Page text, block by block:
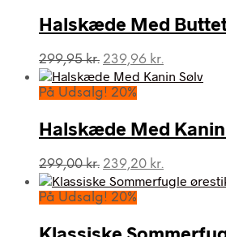
149,00 kr.. 119,20 kr..
Halskæde Med
299,95kr. Den
oprindelige
pris
299,95 kr..
239,96 kr.
aktuelle
239,96 kr..
På Udsalg! 20%
Halskæde Med
299,00kr. Den
oprindelige
pris
299,00 kr..
239,20 kr.
aktuelle
239,20 kr..
På Udsalg! 20%